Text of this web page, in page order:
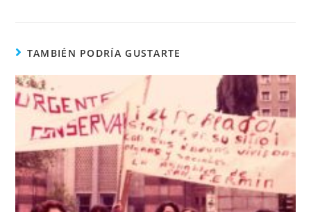
TAMBIÉN PODRÍA GUSTARTE